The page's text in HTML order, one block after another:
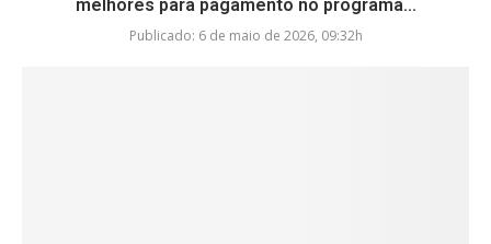
melhores para pagamento no programa...
Publicado: 6 de maio de 2026, 09:32h